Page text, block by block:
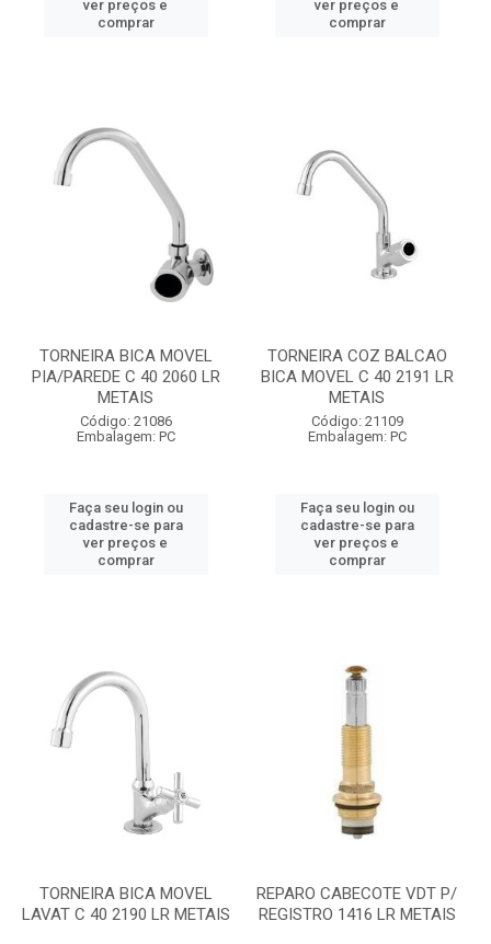
ver preços e
comprar
ver preços e
comprar
TORNEIRA BICA MOVEL
PIA/PAREDE C 40 2060 LR
METAIS
Código: 21086
Embalagem: PC
Faça seu login ou
cadastre-se para
ver preços e
comprar
TORNEIRA COZ BALCAO
BICA MOVEL C 40 2191 LR
METAIS
Código: 21109
Embalagem: PC
Faça seu login ou
cadastre-se para
ver preços e
comprar
TORNEIRA BICA MOVEL
LAVAT C 40 2190 LR METAIS
REPARO CABECOTE VDT P/
REGISTRO 1416 LR METAIS